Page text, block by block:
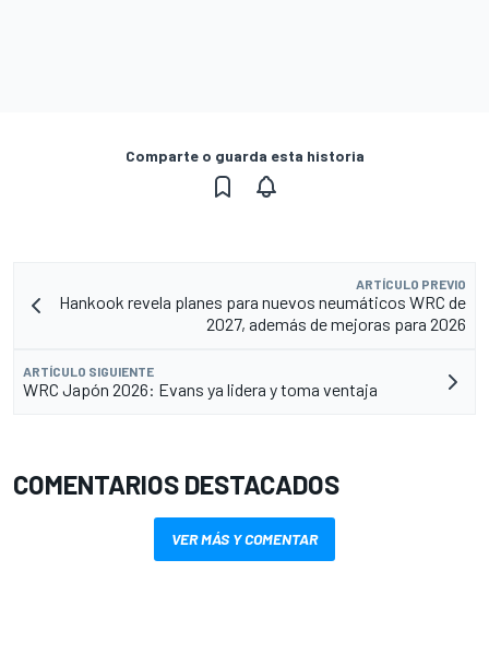
Comparte o guarda esta historia
ARTÍCULO PREVIO
Hankook revela planes para nuevos neumáticos WRC de
2027, además de mejoras para 2026
ARTÍCULO SIGUIENTE
WRC Japón 2026: Evans ya lidera y toma ventaja
COMENTARIOS DESTACADOS
VER MÁS Y COMENTAR